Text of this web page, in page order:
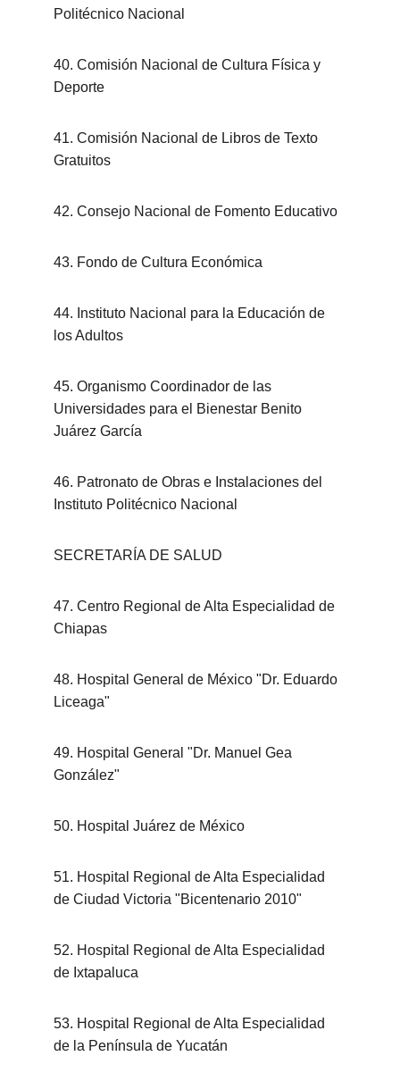
Politécnico Nacional
40. Comisión Nacional de Cultura Física y
Deporte
41. Comisión Nacional de Libros de Texto
Gratuitos
42. Consejo Nacional de Fomento Educativo
43. Fondo de Cultura Económica
44. Instituto Nacional para la Educación de
los Adultos
45. Organismo Coordinador de las
Universidades para el Bienestar Benito
Juárez García
46. Patronato de Obras e Instalaciones del
Instituto Politécnico Nacional
SECRETARÍA DE SALUD
47. Centro Regional de Alta Especialidad de
Chiapas
48. Hospital General de México "Dr. Eduardo
Liceaga"
49. Hospital General "Dr. Manuel Gea
González"
50. Hospital Juárez de México
51. Hospital Regional de Alta Especialidad
de Ciudad Victoria "Bicentenario 2010"
52. Hospital Regional de Alta Especialidad
de Ixtapaluca
53. Hospital Regional de Alta Especialidad
de la Península de Yucatán